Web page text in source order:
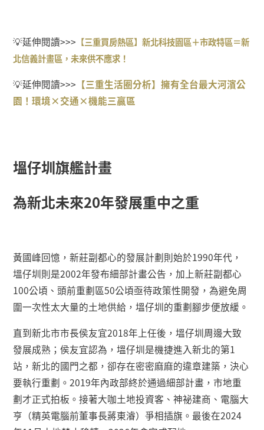
💡延伸閱讀>>> 【三重買房熱區】新北科技園區＋市政特區＝新
北信義計畫區，未來供不應求！
💡延伸閱讀>>> 【三重生活圈分析】擁有全台最大河濱公
園！環境×交通×機能三贏區
塭仔圳旗艦計畫
為新北未來20年發展重中之重
黃國峰回憶，新莊副都心的發展計劃則始於1990年代，
塭仔圳則是2002年發布細部計畫公告，加上新莊副都心
100公頃、頭前重劃區50公頃亟待政策性開發，為避免周
圍一次性太大量的土地供給，塭仔圳的重劃腳步便放緩。
直到新北市市長侯友宜2018年上任後，塭仔圳周邊大致
發展成熟；侯友宜認為，塭仔圳是機捷進入新北的第1
站，新北的國門之都，卻存在密密麻麻的違章建築，決心
要執行重劃。2019年內政部終於通過細部計畫，市地重
劃才正式拍板。接著大咖土地投資客、神祕建商、電腦大
亨（精英電腦前董事長蔣東濬）爭相插旗。最後在2024